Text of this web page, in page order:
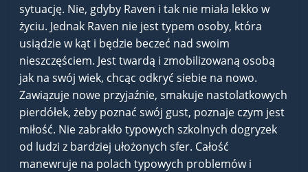
sytuację. Nie, gdyby Raven i tak nie miała lekko w
życiu. Jednak Raven nie jest typem osoby, która
usiądzie w kąt i będzie beczeć nad swoim
nieszczęściem. Jest twardą i zmobilizowaną osobą
jak na swój wiek, chcąc odkryć siebie na nowo.
Zawiązuje nowe przyjaźnie, smakuje nastolatkowych
pierdółek, żeby poznać swój gust, poznaje czym jest
miłość. Nie zabrakło typowych szkolnych dogryzek
od ludzi z bardziej ułożonych sfer. Całość
manewruje na polach typowych problemów i